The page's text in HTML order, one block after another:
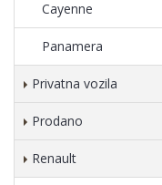
Cayenne
Panamera
Privatna vozila
Prodano
Renault